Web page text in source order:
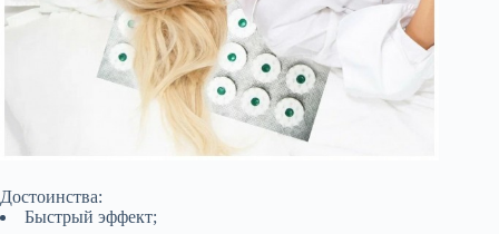
Достоинства:
Быстрый эффект;